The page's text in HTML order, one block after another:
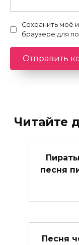
Сохранить моё
браузере для
Читайте
песня
Песня